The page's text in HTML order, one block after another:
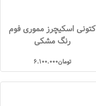
کتونی اسکیچرز مموری فوم
رنگ مشکی
تومان6.100.000